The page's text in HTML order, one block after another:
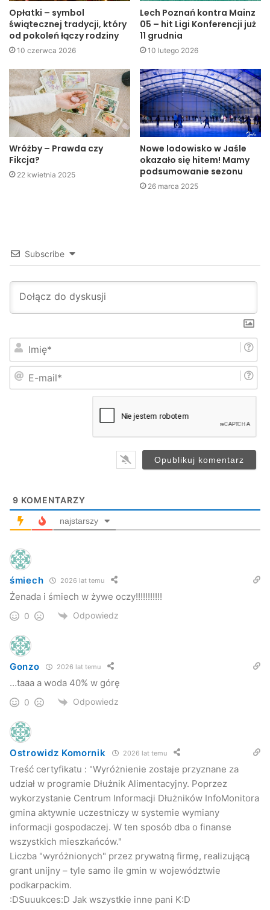
Opłatki – symbol
świątecznej tradycji, który
od pokoleń łączy rodziny
10 czerwca 2026
Lech Poznań kontra Mainz
05 – hit Ligi Konferencji już
11 grudnia
10 lutego 2026
Wróżby – Prawda czy
Fikcja?
22 kwietnia 2025
Nowe lodowisko w Jaśle
okazało się hitem! Mamy
podsumowanie sezonu
26 marca 2025
Subscribe
i
m
9 KOMENTARZY
najstarszy
śmiech 2026 lat temu
Żenada i śmiech w żywe oczy!!!!!!!!!!!
0 Odpowiedz
Gonzo 2026 lat temu
…taaa a woda 40% w górę
0 Odpowiedz
Ostrowidz Komornik 2026 lat temu
Treść certyfikatu : "Wyróżnienie zostaje przyznane za
udział w programie Dłużnik Alimentacyjny. Poprzez
wykorzystanie Centrum Informacji Dłużników InfoMonitora
gmina aktywnie uczestniczy w systemie wymiany
informacji gospodaczej. W ten sposób dba o finanse
wszystkich mieszkańców."
Liczba "wyróżnionych" przez prywatną firmę, realizującą
grant unijny – tyle samo ile gmin w województwie
podkarpackim.
:DSuuukces:D Jak wszystkie inne pani K:D